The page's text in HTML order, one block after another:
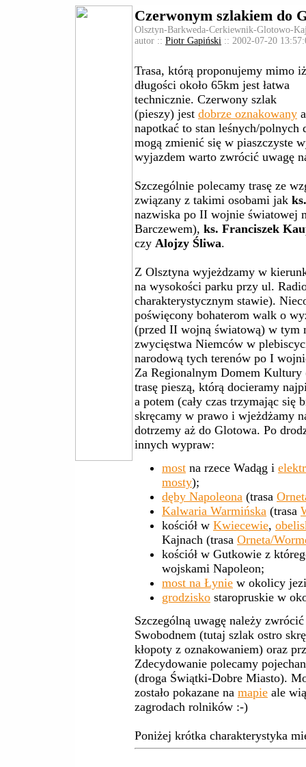
Czerwonym szlakiem do
Olsztyn-Barkweda-Cerkiewnik-Glotowo-
autor :: Piotr Gapiński :: 2002-07-20
Trasa, którą proponujemy mimo iż
długości około 65km jest łatwa
technicznie. Czerwony szlak
(pieszy) jest dobrze oznakowany
napotkać to stan leśnych/
mogą zmienić się w piaszczyste
wyjazdem warto zwrócić uwagę
Szczególnie polecamy trasę ze
związany z takimi osobami jak
nazwiska po II wojnie światowej
Barczewem), ks. Franciszek
czy Alojzy Śliwa.
Z Olsztyna wyjeżdzamy w
na wysokości parku przy ul.
charakterystycznym stawie).
poświęcony bohaterom walk o
(przed II wojną światową) w tym
zwycięstwa Niemców w
narodową tych terenów po I
Za Regionalnym Domem
trasę pieszą, którą docieramy
a potem (cały czas trzymając
skręcamy w prawo i wjeżdżamy
dotrzemy aż do Glotowa. Po
innych wypraw:
most na rzece Wadąg i
mosty);
dęby Napoleona (trasa
Kalwaria Warmińska (trasa
kościół w Kwiecewie,
Kajnach (trasa Orneta/
kościół w Gutkowie z
wojskami Napoleon;
most na Łynie w okolicy
grodzisko staropruskie w
Szczególną uwagę należy
Swobodnem (tutaj szlak ostro
kłopoty z oznakowaniem) oraz
Zdecydowanie polecamy
(droga Świątki-Dobre Miasto).
zostało pokazane na mapie ale
zagrodach rolników :-)
Poniżej krótka charakterystyka